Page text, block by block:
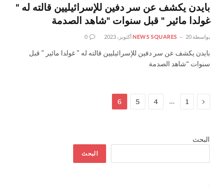
بايدن يكشف عن سر دفين للإسرائيليين قالته له "
غولدا مائير " قبل سنوات "شاهد الصدمة
بواسطة NEWS SQUARES 20 أكتوبر، 2023 0
بايدن يكشف عن سر دفين للإسرائيليين قالته له ” غولدا مائير ” قبل
سنوات “شاهد الصدمة
السابق
1
…
4
5
6
البحث
البحث